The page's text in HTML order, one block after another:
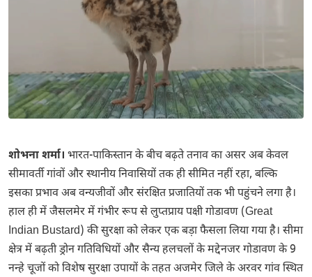
शोभना शर्मा। भारत-पाकिस्तान के बीच बढ़ते तनाव का असर अब केवल
सीमावर्ती गांवों और स्थानीय निवासियों तक ही सीमित नहीं रहा, बल्कि
इसका प्रभाव अब वन्यजीवों और संरक्षित प्रजातियों तक भी पहुंचने लगा है।
हाल ही में जैसलमेर में गंभीर रूप से लुप्तप्राय पक्षी गोडावण (Great
Indian Bustard) की सुरक्षा को लेकर एक बड़ा फैसला लिया गया है। सीमा
क्षेत्र में बढ़ती ड्रोन गतिविधियों और सैन्य हलचलों के मद्देनजर गोडावण के 9
नन्हे चूजों को विशेष सुरक्षा उपायों के तहत अजमेर जिले के अरवर गांव स्थित